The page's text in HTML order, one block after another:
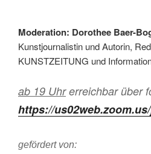
Moderation: Dorothee Baer-
Kunstjournalistin und Autorin,
KUNSTZEITUNG und
ab 19 Uhrerreichbar über
https://
gefördert von: